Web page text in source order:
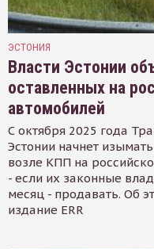
ЭСТОНИЯ
Власти Эстонии
оставленных на
автомобилей
С октября 2025 года
Эстонии начнет
возле КПП на
- если их законные
месяц - продавать. Об
издание ERR